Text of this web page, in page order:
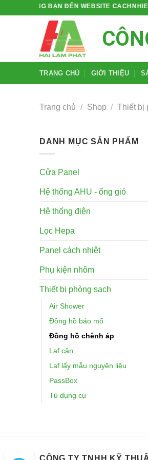
MỪNG BẠN ĐẾN WEBSITE
TRANG CHỦ GIỚI THIỆU
Trang chủ / Shop / Thiết bị
DANH MỤC SẢN PHẨM
Cửa Panel
Hệ thống AHU - ống gió
Hệ thống điện
Lọc Hepa
Panel cách nhiệt
Phụ kiện nhôm
Thiết bị phòng sạch
Air Shower
Đồng hồ báo mổ
Đồng hồ chênh áp
Laf cân
Laf lấy mẫu nguyên liệu
PassBox
Tủ dụng cụ